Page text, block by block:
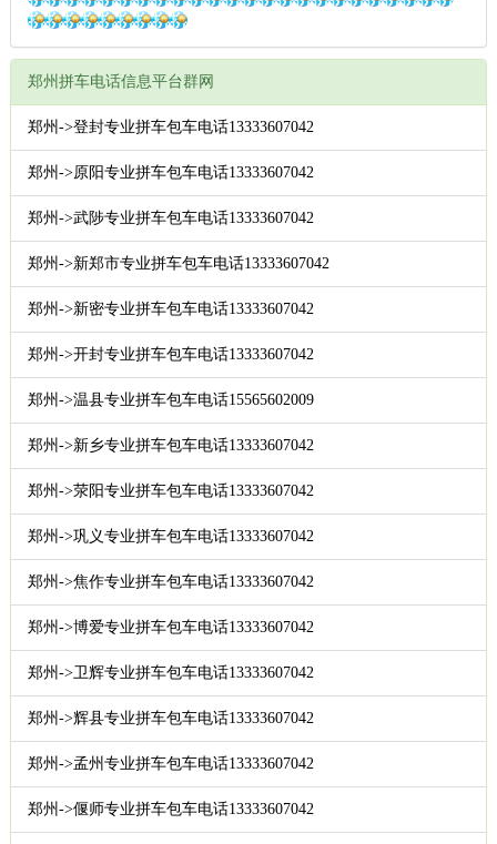
郑州拼车电话信息平台群网
郑州->登封专业拼车包车电话13333607042
郑州->原阳专业拼车包车电话13333607042
郑州->武陟专业拼车包车电话13333607042
郑州->新郑市专业拼车包车电话13333607042
郑州->新密专业拼车包车电话13333607042
郑州->开封专业拼车包车电话13333607042
郑州->温县专业拼车包车电话15565602009
郑州->新乡专业拼车包车电话13333607042
郑州->荥阳专业拼车包车电话13333607042
郑州->巩义专业拼车包车电话13333607042
郑州->焦作专业拼车包车电话13333607042
郑州->博爱专业拼车包车电话13333607042
郑州->卫辉专业拼车包车电话13333607042
郑州->辉县专业拼车包车电话13333607042
郑州->孟州专业拼车包车电话13333607042
郑州->偃师专业拼车包车电话13333607042